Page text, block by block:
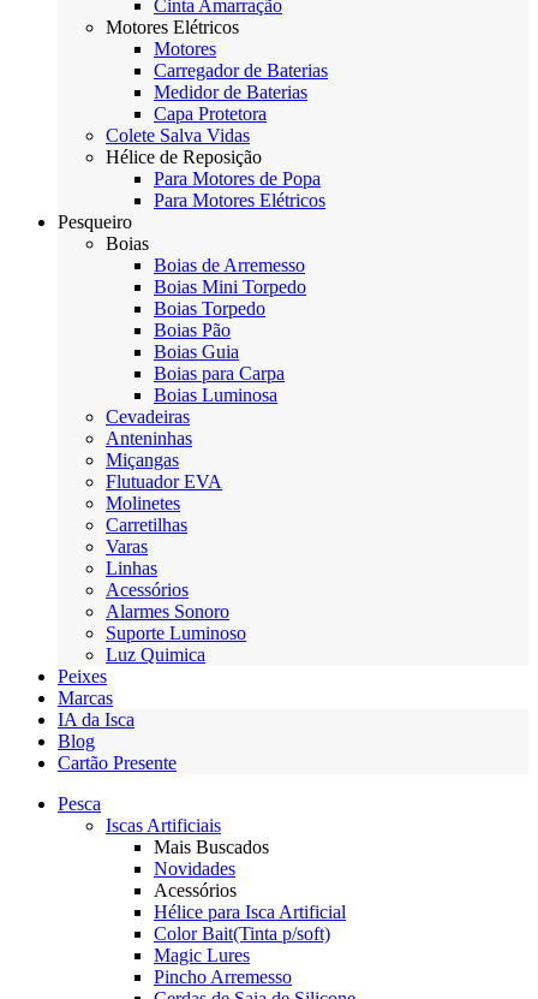
Cinta Amarração
Motores Elétricos
Motores
Carregador de Baterias
Medidor de Baterias
Capa Protetora
Colete Salva Vidas
Hélice de Reposição
Para Motores de Popa
Para Motores Elétricos
Pesqueiro
Boias
Boias de Arremesso
Boias Mini Torpedo
Boias Torpedo
Boias Pão
Boias Guia
Boias para Carpa
Boias Luminosa
Cevadeiras
Anteninhas
Miçangas
Flutuador EVA
Molinetes
Carretilhas
Varas
Linhas
Acessórios
Alarmes Sonoro
Suporte Luminoso
Luz Quimica
Peixes
Marcas
IA da Isca
Blog
Cartão Presente
Pesca
Iscas Artificiais
Mais Buscados
Novidades
Acessórios
Hélice para Isca Artificial
Color Bait(Tinta p/soft)
Magic Lures
Pincho Arremesso